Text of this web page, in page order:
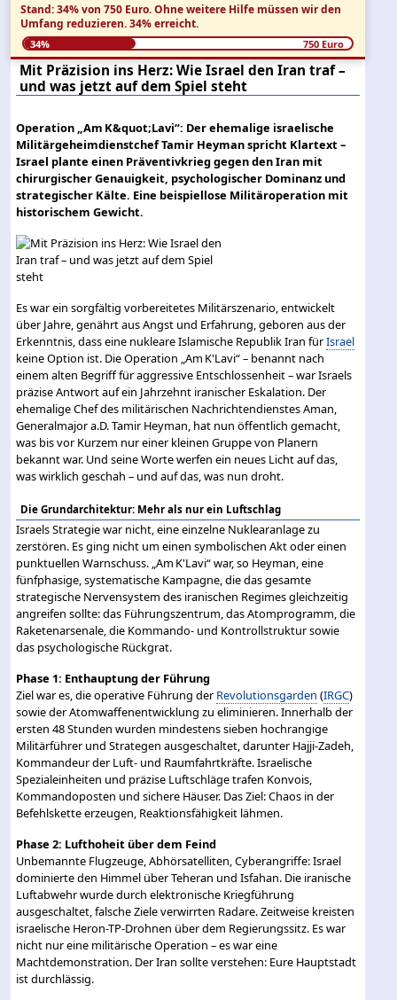
Stand: 34% von 750 Euro.Ohne weitere Hilfe müssen wir den
Umfang reduzieren.34% erreicht.
34% 750 Euro
Mit Präzision ins Herz: Wie Israel den Iran traf –
und was jetzt auf dem Spiel steht
Operation „Am K&quot;Lavi“: Der ehemalige israelische
Militärgeheimdienstchef Tamir Heyman spricht Klartext –
Israel plante einen Präventivkrieg gegen den Iran mit
chirurgischer Genauigkeit, psychologischer Dominanz und
strategischer Kälte. Eine beispiellose Militäroperation mit
historischem Gewicht.
Es war ein sorgfältig vorbereitetes Militärszenario, entwickelt
über Jahre, genährt aus Angst und Erfahrung, geboren aus der
Erkenntnis, dass eine nukleare Islamische Republik Iran fürIsrael
keine Option ist. Die Operation „Am K'Lavi“ – benannt nach
einem alten Begriff für aggressive Entschlossenheit – war Israels
präzise Antwort auf ein Jahrzehnt iranischer Eskalation. Der
ehemalige Chef des militärischen Nachrichtendienstes Aman,
Generalmajor a.D. Tamir Heyman, hat nun öffentlich gemacht,
was bis vor Kurzem nur einer kleinen Gruppe von Planern
bekannt war. Und seine Worte werfen ein neues Licht auf das,
was wirklich geschah – und auf das, was nun droht.
Die Grundarchitektur: Mehr als nur ein Luftschlag
Israels Strategie war nicht, eine einzelne Nuklearanlage zu
zerstören. Es ging nicht um einen symbolischen Akt oder einen
punktuellen Warnschuss. „Am K'Lavi“ war, so Heyman, eine
fünfphasige, systematische Kampagne, die das gesamte
strategische Nervensystem des iranischen Regimes gleichzeitig
angreifen sollte: das Führungszentrum, das Atomprogramm, die
Raketenarsenale, die Kommando- und Kontrollstruktur sowie
das psychologische Rückgrat.
Phase 1: Enthauptung der Führung
Ziel war es, die operative Führung der Revolutionsgarden (IRGC)
sowie der Atomwaffenentwicklung zu eliminieren. Innerhalb der
ersten 48 Stunden wurden mindestens sieben hochrangige
Militärführer und Strategen ausgeschaltet, darunter Hajji-Zadeh,
Kommandeur der Luft- und Raumfahrtkräfte. Israelische
Spezialeinheiten und präzise Luftschläge trafen Konvois,
Kommandoposten und sichere Häuser. Das Ziel: Chaos in der
Befehlskette erzeugen, Reaktionsfähigkeit lähmen.
Phase 2: Lufthoheit über dem Feind
Unbemannte Flugzeuge, Abhörsatelliten, Cyberangriffe: Israel
dominierte den Himmel über Teheran und Isfahan. Die iranische
Luftabwehr wurde durch elektronische Kriegführung
ausgeschaltet, falsche Ziele verwirrten Radare. Zeitweise kreisten
israelische Heron-TP-Drohnen über dem Regierungssitz. Es war
nicht nur eine militärische Operation – es war eine
Machtdemonstration. Der Iran sollte verstehen: Eure Hauptstadt
ist durchlässig.